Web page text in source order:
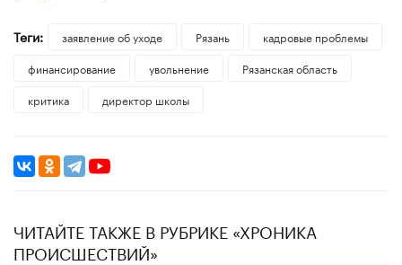
Теги: заявление об уходе Рязань
кадровые проблемы
финансирование
увольнение
Рязанская область
критика
директор школы
ЧИТАЙТЕ ТАКЖЕ В РУБРИКЕ «ХРОНИКА
ПРОИСШЕСТВИЙ»